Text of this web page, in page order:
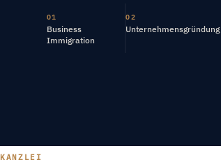
01
Business
Immigration
02
Unternehmensgründung
KANZLEI